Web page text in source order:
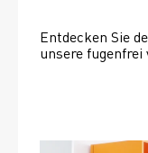
Entdecken Sie
unsere